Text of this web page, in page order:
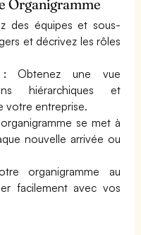
Organigramme
des équipes et sous-
et décrivez les rôles
: Obtenez une vue
hiérarchiques et
votre entreprise.
se met à
nouvelle arrivée ou
organigramme au
facilement avec vos